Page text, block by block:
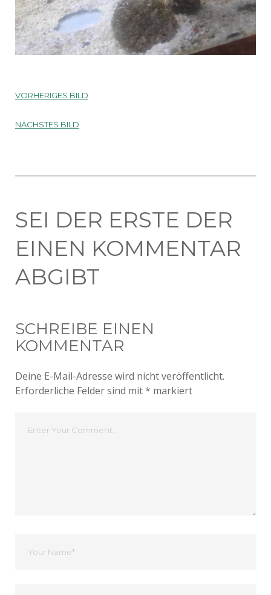
VORHERIGES BILD
NÄCHSTES BILD
SEI DER ERSTE DER
EINEN KOMMENTAR
ABGIBT
SCHREIBE EINEN
KOMMENTAR
Deine E-Mail-Adresse wird nicht veröffentlicht.
Erforderliche Felder sind mit* markiert
Kommentar
Name